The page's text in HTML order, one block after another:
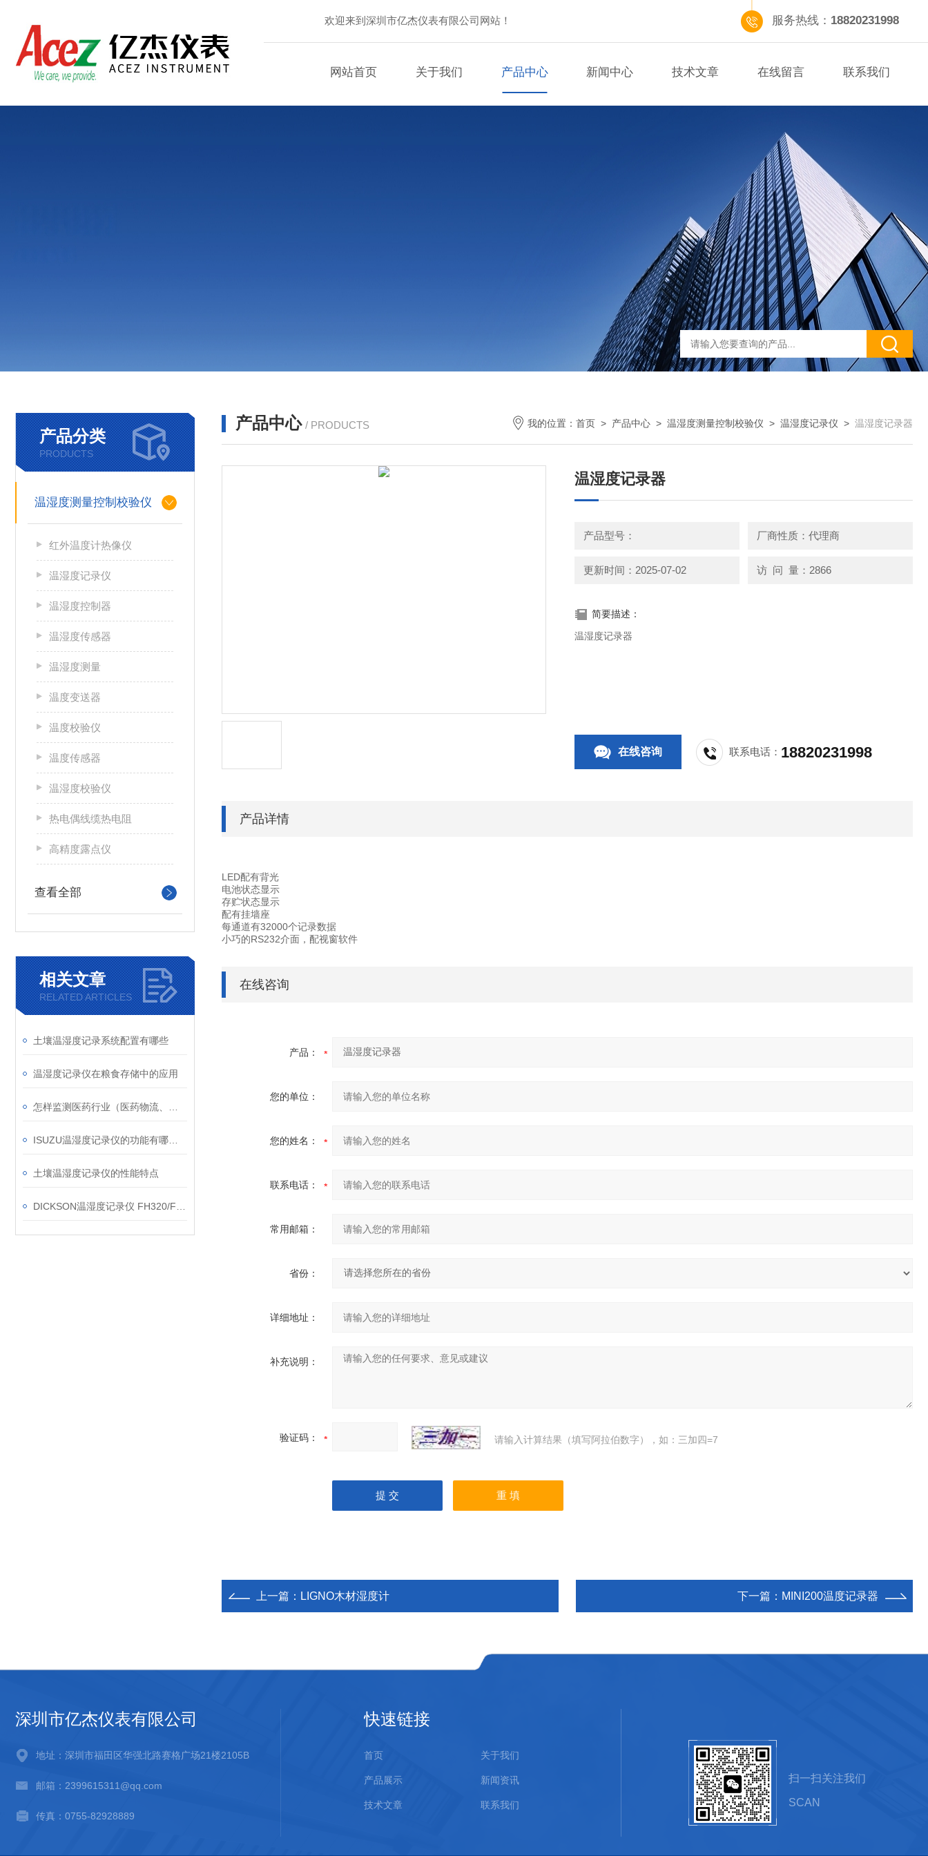
欢迎来到深圳市亿杰仪表有限公司网站！ 服务热线： 18820231998
网站首页 关于我们 产品中心 新闻中心 技术文章 在线留言 联系我们
产品中心 / PRODUCTS 我的位置： 首页 > 产品中心 > 温湿度测量控制校验仪 > 温湿度记录仪 > 温湿度记录器
温湿度记录器
产品型号： 厂商性质：代理商
更新时间：2025-07-02 访 问 量：2866
简要描述：
温湿度记录器
在线咨询 联系电话： 18820231998
产品详情
LED配有背光
电池状态显示
存贮状态显示
配有挂墙座
每通道有32000个记录数据
小巧的RS232介面，配视窗软件
在线咨询
产品：
您的单位：
您的姓名：
联系电话：
常用邮箱：
省份：
详细地址：
补充说明：
验证码： 请输入计算结果（填写阿拉伯数字），如：三加四=7
上一篇： LIGNO木材湿度计 下一篇： MINI200温度记录器
产品分类
PRODUCTS
温湿度测量控制校验仪
红外温度计热像仪
温湿度记录仪
温湿度控制器
温湿度传感器
温湿度测量
温度变送器
温度校验仪
温度传感器
温湿度校验仪
热电偶线缆热电阻
高精度露点仪
查看全部
相关文章
RELATED ARTICLES
土壤温湿度记录系统配置有哪些
温湿度记录仪在粮食存储中的应用
土壤温湿度记录仪的性能特点
深圳市亿杰仪表有限公司
地址：深圳市福田区华强北路赛格广场21楼2105B
邮箱：2399615311@qq.com
传真：0755-82928889
快速链接
首页 关于我们
产品展示 新闻资讯
技术文章 联系我们
扫一扫关注我们
SCAN